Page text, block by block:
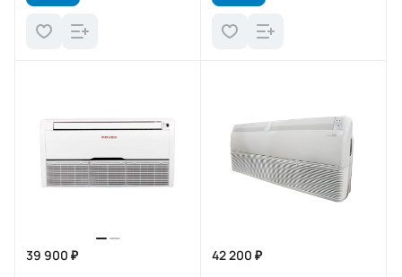
39 900 ₽ 42 200 ₽